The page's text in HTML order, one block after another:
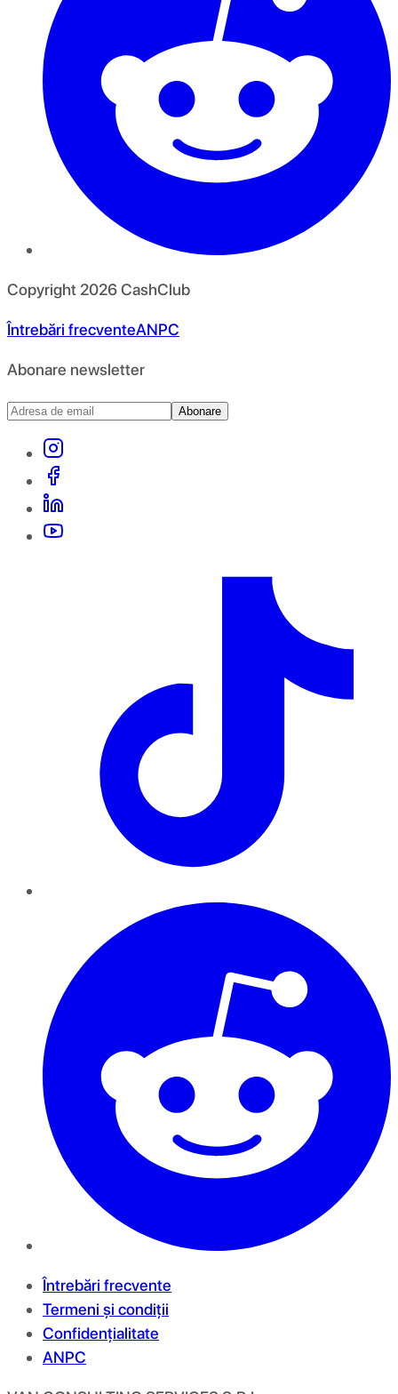
Copyright 2026CashClub
Întrebări frecventeANPC
Abonare newsletter
Abonare
Întrebări frecvente
Termeni și condiții
Confidențialitate
ANPC